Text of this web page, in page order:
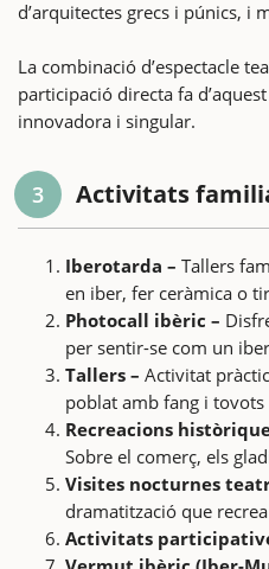
d’arquitectes grecs i púnics, i
La combinació d’espectacle
participació directa fa
innovadora i singular.
3 Activitats
Iberotarda – Tallers
en iber, fer ceràmica o
Photocall ibèric –
per sentir-se com un
Tallers – Activitat
poblat amb fang i tovots
Recreacions
Sobre el comerç, els
Visites nocturnes
dramatització que
Activitats